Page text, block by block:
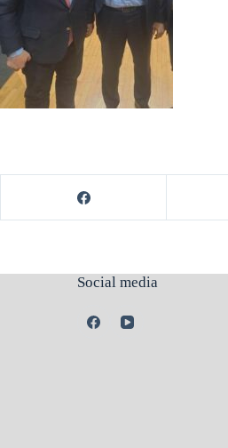
Social media